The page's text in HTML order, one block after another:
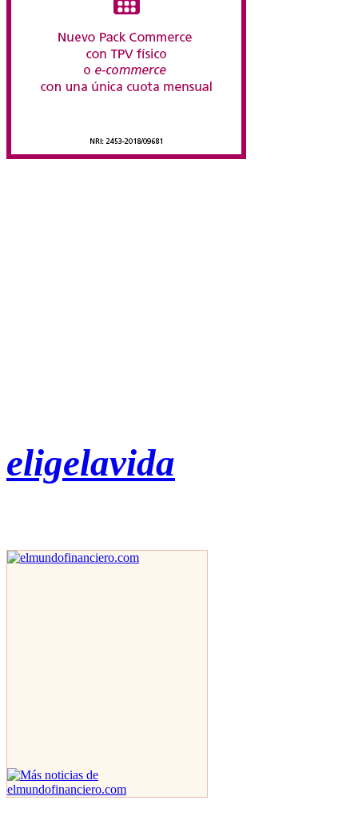
eligelavida